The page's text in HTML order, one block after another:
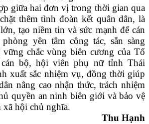
giữa hai đơn vị trong thời gian qua
thêm tình đoàn kết quân dân, là
tạo niềm tin và sức mạnh để cán
yên tâm công tác, sẵn sàng
vững chắc vùng biên cương của Tổ
bộ, hội viên phụ nữ tỉnh Thái
xuất sắc nhiệm vụ, đồng thời giúp
nâng cao nhận thức, trách nhiệm
quyền an ninh biên giới và bảo vệ
hội chủ nghĩa.
Thu Hạnh